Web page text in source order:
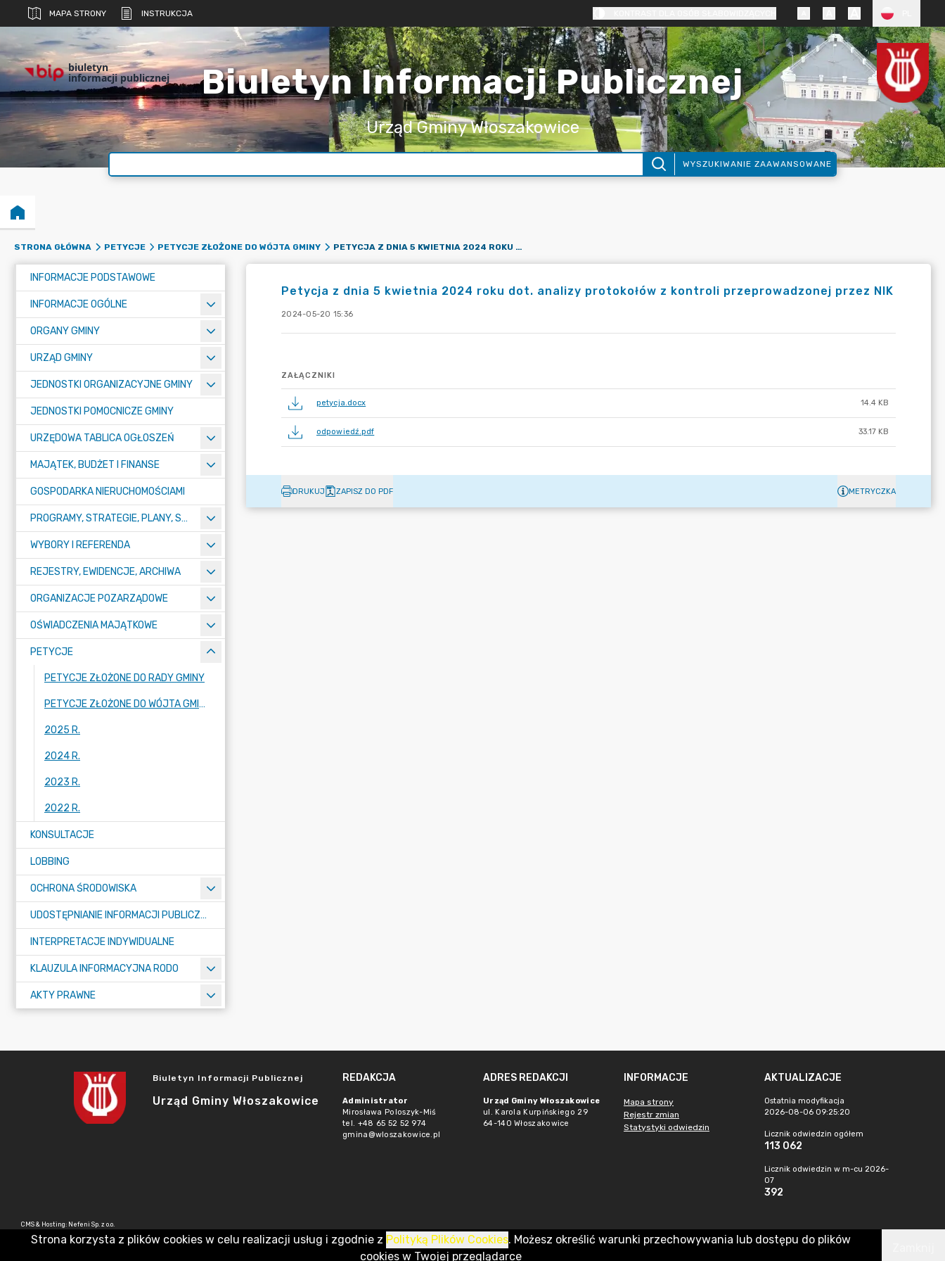
MAPA STRONY INSTRUKCJA
biuletyn
informacji publicznej Biuletyn Informacji Publicznej
Urząd Gminy Włoszakowice
WYSZUKIWANIE ZAAWANSOWANE
STRONA GŁÓWNA PETYCJE PETYCJE ZŁOŻONE DO WÓJTA GMINY PETYCJA Z DNIA 5 KWIETNIA 2024 ROKU DOT. ANALIZY PROTOKOŁÓW Z KONTROLI PRZEPROWADZONEJ PRZEZ NIK
INFORMACJE PODSTAWOWE
INFORMACJE OGÓLNE
ORGANY GMINY
URZĄD GMINY
JEDNOSTKI ORGANIZACYJNE GMINY
JEDNOSTKI POMOCNICZE GMINY
URZĘDOWA TABLICA OGŁOSZEŃ
MAJĄTEK, BUDŻET I FINANSE
GOSPODARKA NIERUCHOMOŚCIAMI
PROGRAMY, STRATEGIE, PLANY, SPRAWOZDANIA I OPRACOWANIA
WYBORY I REFERENDA
REJESTRY, EWIDENCJE, ARCHIWA
ORGANIZACJE POZARZĄDOWE
OŚWIADCZENIA MAJĄTKOWE
PETYCJE
PETYCJE ZŁOŻONE DO RADY GMINY
PETYCJE ZŁOŻONE DO WÓJTA GMINY
2025 R.
2024 R.
2023 R.
2022 R.
KONSULTACJE
LOBBING
OCHRONA ŚRODOWISKA
UDOSTĘPNIANIE INFORMACJI PUBLICZNEJ
INTERPRETACJE INDYWIDUALNE
KLAUZULA INFORMACYJNA RODO
AKTY PRAWNE
Petycja z dnia 5 kwietnia 2024 roku dot. analizy protokołów z kontroli przeprowadzonej przez NIK
2024-05-20 15:36
ZAŁĄCZNIKI
petycja.docx 14.4 KB
odpowiedź.pdf 33.17 KB
DRUKUJ ZAPISZ DO PDF METRYCZKA
Biuletyn Informacji Publicznej
Urząd Gminy Włoszakowice
REDAKCJA
Administrator
Mirosława Poloszyk-Miś
tel. +48 65 52 52 974
gmina@wloszakowice.pl
ADRES REDAKCJI
Urząd Gminy Włoszakowice
ul. Karola Kurpińskiego 29
64-140 Włoszakowice
INFORMACJE
Mapa strony
Rejestr zmian
Statystyki odwiedzin
AKTUALIZACJE
Ostatnia modyfikacja
2026-08-06 09:25:20
Licznik odwiedzin ogółem
113 062
Licznik odwiedzin w m-cu 2026-
07
392
CMS & Hosting: Nefeni Sp. z o.o.
Strona korzysta z plików cookies w celu realizacji usług i zgodnie z Polityką Plików Cookies. Możesz określić warunki przechowywania lub dostępu do plików
cookies w Twojej przeglądarce